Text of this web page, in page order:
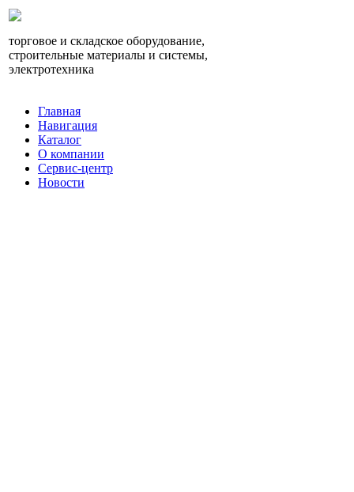
торговое и складское оборудование,
строительные материалы и системы,
электротехника
Главная
Навигация
Каталог
О компании
Сервис-центр
Новости